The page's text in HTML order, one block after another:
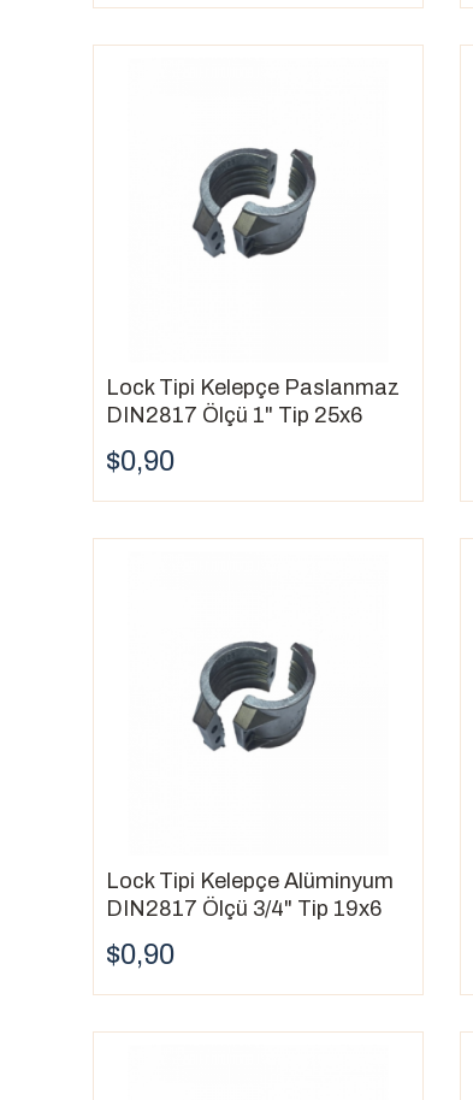
Lock Tipi Kelepçe Paslanmaz
DIN2817 Ölçü 1" Tip 25x6
$0,90
Lock Tipi Kelepçe Alüminyum
DIN2817 Ölçü 3/4" Tip 19x6
$0,90